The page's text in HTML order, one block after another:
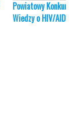
Powiatowy Konkurs
Wiedzy o HIV/AIDS